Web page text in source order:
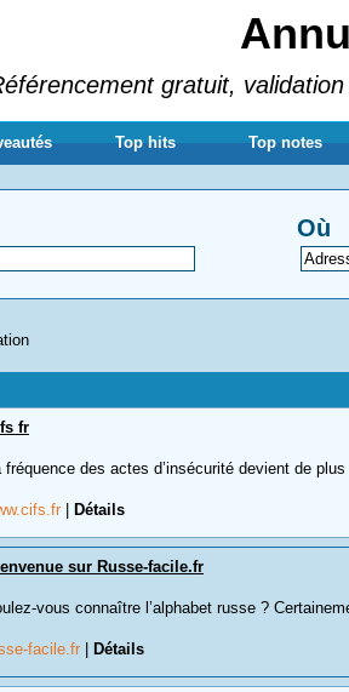
gratuit,
Top hits Top notes
Où
fr
fréquence des actes d’insécurité devient de
Détails
sur Russe-facile.fr
vous connaître l’alphabet russe ?
facile.fr Détails